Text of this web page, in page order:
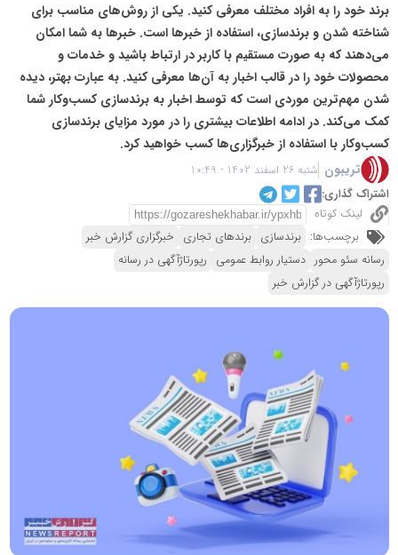
برند خود را به افراد مختلف معرفی کنید. یکی از روش‌های مناسب برای
شناخته شدن و برندسازی، استفاده از خبرها است. خبرها به شما امکان
می‌دهند که به صورت مستقیم با کاربر در ارتباط باشید و خدمات و
محصولات خود را در قالب اخبار به آن‌ها معرفی کنید. به عبارت بهتر، دیده
شدن مهم‌ترین موردی است که توسط اخبار به برندسازی کسب‌و‌کار شما
کمک می‌کند. در ادامه اطلاعات بیشتری را در مورد مزایای برندسازی
کسب‌و‌کار با استفاده از خبرگزاری‌ها کسب خواهید کرد.
تریبون شنبه 26 اسفند 1402 - 10:49
اشتراک گذاری:
لینک کوتاه
برچسب‌ها: برندسازی برندهای تجاری خبرگزاری گزارش خبر
رسانه سئو محور دستیار روابط عمومی رپورتاژآگهی در رسانه
رپورتاژآگهی در گزارش خبر